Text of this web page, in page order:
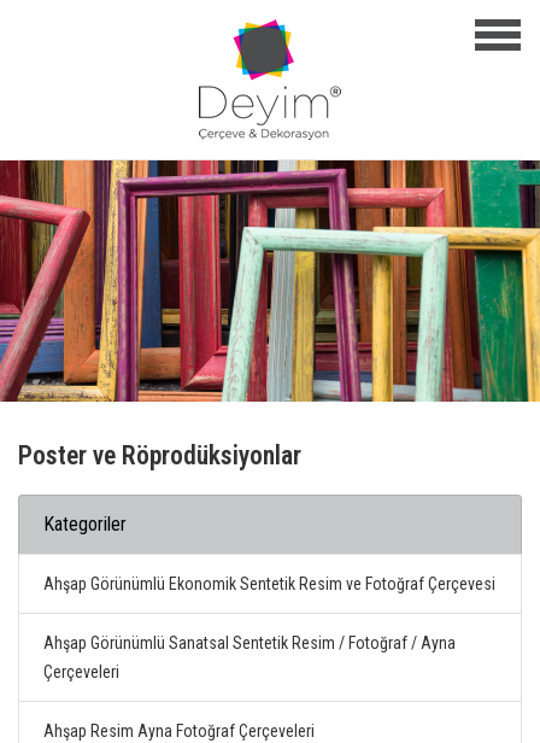
Poster ve Röprodüksiyonlar
Kategoriler
Ahşap Görünümlü Ekonomik Sentetik Resim ve Fotoğraf Çerçevesi
Ahşap Görünümlü Sanatsal Sentetik Resim / Fotoğraf / Ayna
Çerçeveleri
Ahşap Resim Ayna Fotoğraf Çerçeveleri